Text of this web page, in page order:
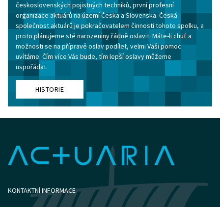
československých pojistných techniků, první profesní
organizace aktuárů na území Česka a Slovenska. Česká
společnost aktuárů je pokračovatelem činnosti tohoto spolku, a
proto plánujeme sté narozeniny řádně oslavit. Máte-li chuť a
možnosti se na přípravě oslav podílet, velmi Vaši pomoc
uvítáme. Čím více Vás bude, tím lepší oslavy můžeme
uspořádat.
HISTORIE
KONTAKTNÍ INFORMACE